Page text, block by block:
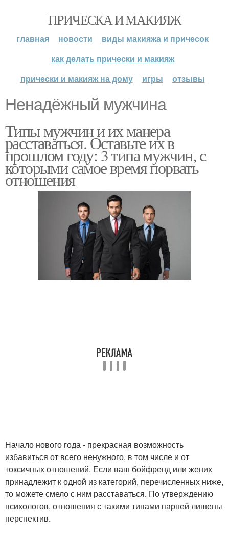
ПРИЧЕСКА И МАКИЯЖ
главная новости
виды макияжа и причесок
как делать прически и макияж
прически и макияж на дому
игры отзывы
Ненадёжный мужчина
Типы мужчин и их манера
расставаться. Оставьте их в
прошлом году: 3 типа мужчин, с
которыми самое время порвать
отношения
Начало нового года - прекрасная возможность
избавиться от всего ненужного, в том числе и от
токсичных отношений. Если ваш бойфренд или жених
принадлежит к одной из категорий, перечисленных ниже,
то можете смело с ним расставаться. По утверждению
психологов, отношения с такими типами парней лишены
перспектив.